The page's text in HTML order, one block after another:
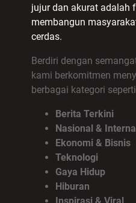
jujur dan akurat adalah
membangun
cerdas.
Berdiri dengan
kami berkomitmen
berbagai kategori
Berita Terkini
Nasional &
Ekonomi & Bisnis
Teknologi
Gaya Hidup
Hiburan